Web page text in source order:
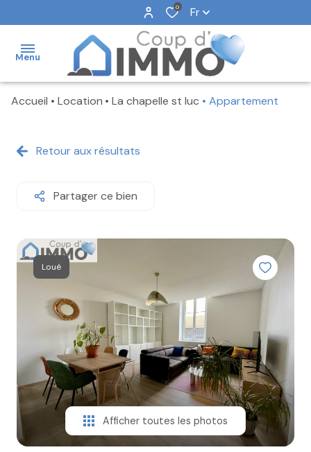
0 Fr
Menu
NOS
NOS
NOTRE
AGENCE
ESTIMER
CONTACT
Accueil Location La chapelle st luc Appartement
Retour aux résultats
Partager ce bien
Loué
Afficher toutes les photos